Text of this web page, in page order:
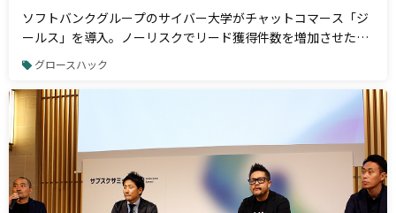
ソフトバンクグループのサイバー大学がチャットコマース「ジ
ールス」を導入。ノーリスクでリード獲得件数を増加させた3
つの施策とは
グロースハック